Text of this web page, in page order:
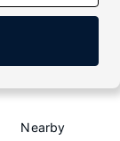
Nearby